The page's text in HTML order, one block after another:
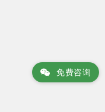
免费咨询